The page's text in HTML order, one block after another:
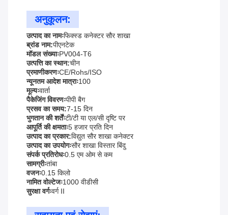
अनुकूलन:
उत्पाद का नामःफिक्स्ड कनेक्टर सौर शाखा
ब्रांड नाम:पीएनटेक
मॉडल संख्याःPV004-T6
उत्पत्ति का स्थान:चीन
प्रमाणीकरणःCE/Rohs/ISO
न्यूनतम आदेश मात्राः100
मूल्यःवार्ता
पैकेजिंग विवरणःपीपी बैग
प्रसव का समय:7-15 दिन
भुगतान की शर्तेंःटी/टी या एल/सी दृष्टि पर
आपूर्ति की क्षमताः5 हजार प्रति दिन
उत्पाद का प्रकार:विद्युत सौर शाखा कनेक्टर
उत्पाद का उपयोगःसौर शाखा विस्तार बिंदु
संपर्क प्रतिरोधः0.5 एम ओम से कम
सामग्रीःतांबा
वजनः0.15 किलो
नामित वोल्टेजः1000 वीडीसी
सुरक्षा वर्गःवर्ग II